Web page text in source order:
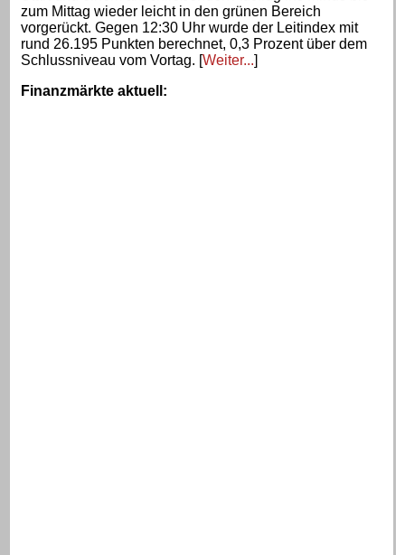
zum Mittag wieder leicht in den grünen Bereich
vorgerückt. Gegen 12:30 Uhr wurde der Leitindex mit
rund 26.195 Punkten berechnet, 0,3 Prozent über dem
Schlussniveau vom Vortag. [Weiter...]
Finanzmärkte aktuell :